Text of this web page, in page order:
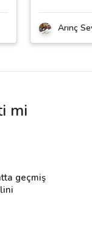
Arınç
mi
geçmiş